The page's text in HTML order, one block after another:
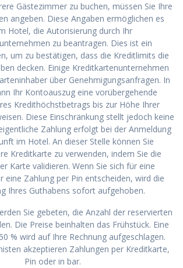
Gästezimmer zu buchen, müssen Sie Ihre
angeben. Diese Angaben ermöglichen es
Hotel, die Autorisierung durch Ihr
zu beantragen. Dies ist ein
um zu bestätigen, dass die Kreditlimits die
decken. Einige Kreditkartenunternehmen
über Genehmigungsanfragen. In
Ihr Kontoauszug eine vorübergehende
Kredithöchstbetrags bis zur Höhe Ihrer
Diese Einschränkung stellt jedoch keine
Zahlung erfolgt bei der Anmeldung
im Hotel. An dieser Stelle können Sie
Kreditkarte zu verwenden, indem Sie die
Karte validieren. Wenn Sie sich für eine
eine Zahlung per Pin entscheiden, wird die
Ihres Guthabens sofort aufgehoben.
Sie gebeten, die Anzahl der reservierten
Die Preise beinhalten das Frühstück. Eine
% wird auf Ihre Rechnung aufgeschlagen.
akzeptieren Zahlungen per Kreditkarte,
Pin oder in bar.